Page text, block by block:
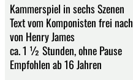
Kammerspiel in sechs Szenen
Text vom Komponisten frei
von Henry James
ca. 1 ½ Stunden, ohne Pause
Empfohlen ab 16 Jahren